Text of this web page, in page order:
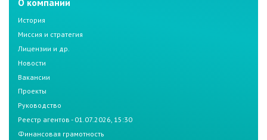
История
Миссия и стратегия
Лицензии и др.
Новости
Вакансии
Проекты
Руководство
Реестр агентов - 01.07.2026, 15:30
Финансовая грамотность